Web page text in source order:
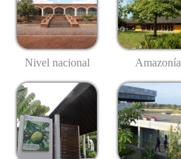
Nivel nacional Amazonía